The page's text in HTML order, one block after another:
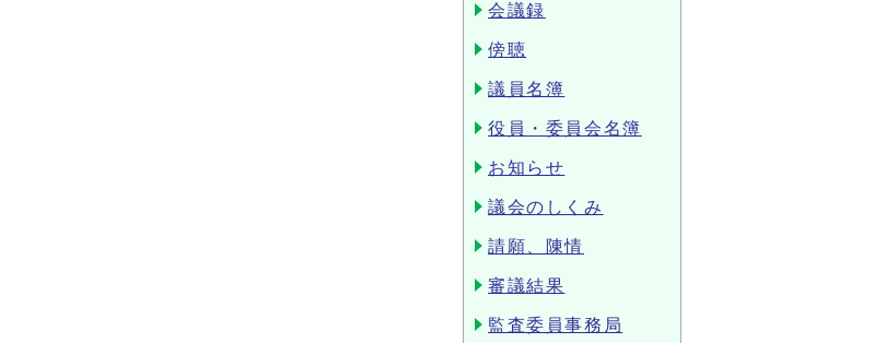
会議録
傍聴
議員名簿
役員・委員会名簿
お知らせ
議会のしくみ
請願、陳情
審議結果
監査委員事務局